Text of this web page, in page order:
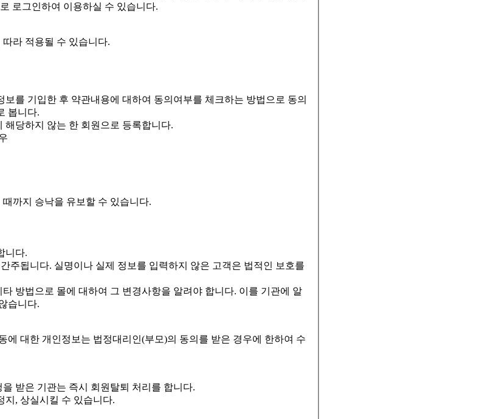
로그인하여 이용하실 수 있습니다.
라 적용될 수 있습니다.
를 기입한 후 약관내용에 대하여 동의여부를 체크하는 방법으로 동의
봅니다.
당하지 않는 한 회원으로 등록합니다.
까지 승낙을 유보할 수 있습니다.
니다.
됩니다. 실명이나 실제 정보를 입력하지 않은 고객은 법적인 보호를
방법으로 몰에 대하여 그 변경사항을 알려야 합니다. 이를 기관에 알
습니다.
대한 개인정보는 법정대리인(부모)의 동의를 받은 경우에 한하여 수
받은 기관는 즉시 회원탈퇴 처리를 합니다.
, 상실시킬 수 있습니다.